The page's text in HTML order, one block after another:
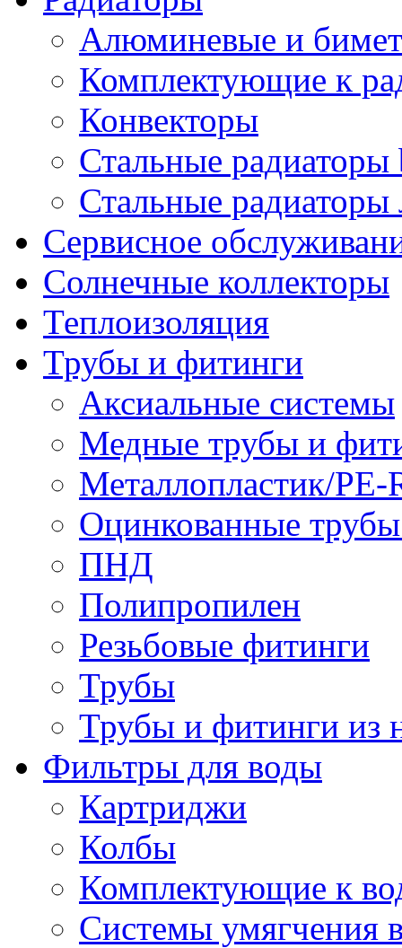
Алюминевые и
Комплектующие к
Конвекторы
Стальные радиаторы
Стальные радиаторы
Сервисное
Солнечные коллекторы
Теплоизоляция
Трубы и фитинги
Аксиальные системы
Медные трубы и
Металлопластик/
Оцинкованные
ПНД
Полипропилен
Резьбовые фитинги
Трубы
Трубы и фитинги из
Фильтры для воды
Картриджи
Колбы
Комплектующие к
Системы умягчения